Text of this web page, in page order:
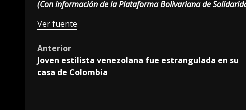
(Con información de la Plataforma Bolivariana de
Ver fuente
Post
navigation
Anterior
Joven estilista venezolana fue estrangulada en su
casa de Colombia